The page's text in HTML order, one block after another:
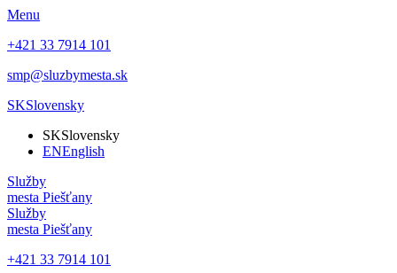
Menu
+421 33 7914 101
smp@sluzbymesta.sk
SKSlovensky
SKSlovensky
ENEnglish
Služby
mesta Piešťany
Služby
mesta Piešťany
+421 33 7914 101